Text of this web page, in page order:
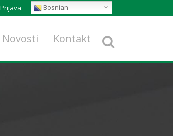
Prijava Bosnian
Novosti Kontakt